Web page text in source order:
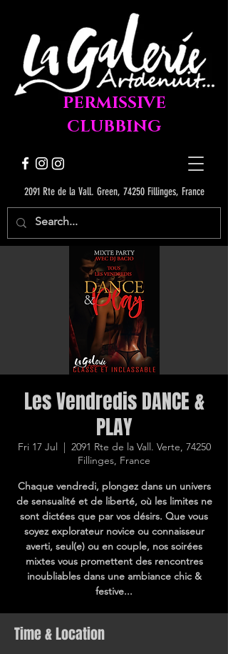
2091 Rte de la Vall. Green, 74250 Fillinges, France
PERMISSIVE
CLUBBING
Les Vendredis DANCE &
PLAY
Fri 17 Jul
  |
2091 Rte de la Vall. Verte, 74250
Fillinges, France
Chaque vendredi, plongez dans un univers
de sensualité et de liberté, où les limites ne
sont dictées que par vos désirs. Que vous
soyez explorateur novice ou connaisseur
averti, seul(e) ou en couple, nos soirées
mixtes vous promettent des rencontres
inoubliables dans une ambiance chic &
festive...
Time & Location